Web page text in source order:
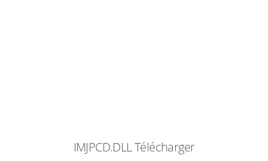
IMJPCD.DLLTélécharger